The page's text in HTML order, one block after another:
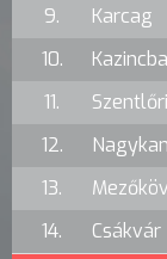
9.
Karcag
10.
11.
12.
13.
14.
Csákvár